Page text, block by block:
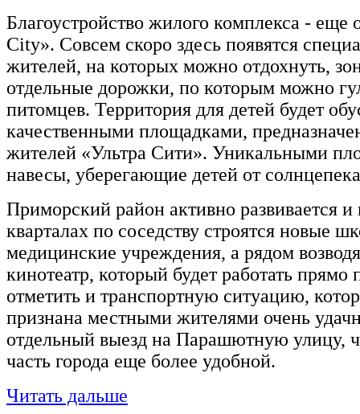
Благоустройство жилого комплекса -
City». Совсем скоро здесь появятся
жителей, на которых можно отдохнуть,
отдельные дорожки, по которым можно
питомцев. Территория для детей будет
качественными площадками,
жителей «Ультра Сити». Уникальными
навесы, уберегающие детей от
Приморский район активно развивается и
кварталах по соседству строятся новые
медицинские учреждения, а рядом
кинотеатр, который будет работать
отметить и транспортную ситуацию,
признана местными жителями очень
отдельный выезд на Парашютную улицу,
часть города еще более удобной.
Читать дальше